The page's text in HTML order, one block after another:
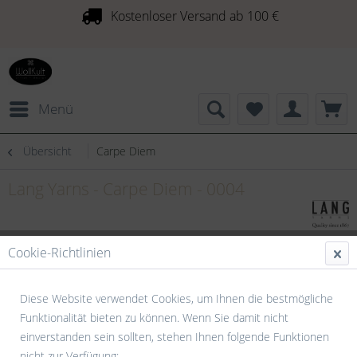
Kostenloser Versand ab 100 €
Menü
Übersicht Carpe Diem
Cookie-Richtlinien
Diese Website verwendet Cookies, um Ihnen die bestmögliche
Funktionalität bieten zu können. Wenn Sie damit nicht
einverstanden sein sollten, stehen Ihnen folgende Funktionen